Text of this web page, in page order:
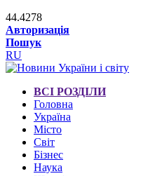
44.4278
Авторизація
Пошук
RU
ВСІ РОЗДІЛИ
Головна
Україна
Місто
Світ
Бізнес
Наука